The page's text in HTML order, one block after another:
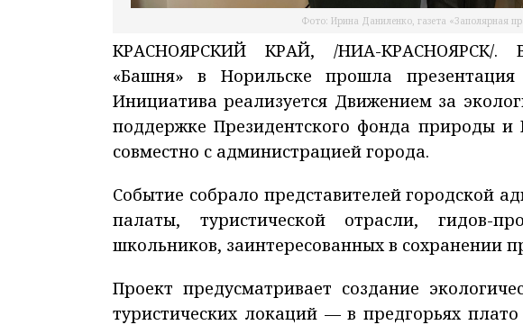
Фото: Ирина Даниленко, газета «Заполярная
КРАСНОЯРСКИЙ КРАЙ, /НИА-КРАСНОЯРСК/. В
«Башня» в Норильске прошла
Инициатива реализуется Движением за
поддержке Президентского фонда природы и
совместно с администрацией города.
Событие собрало представителей городской
палаты, туристической отрасли, гидов-
школьников, заинтересованных в сохранении
Проект предусматривает создание
туристических локаций — в предгорьях